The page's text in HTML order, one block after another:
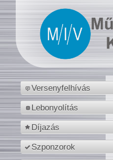
Versenyfelhívás
Lebonyolítás
Díjazás
Szponzorok